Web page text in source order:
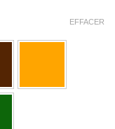
EFFACER